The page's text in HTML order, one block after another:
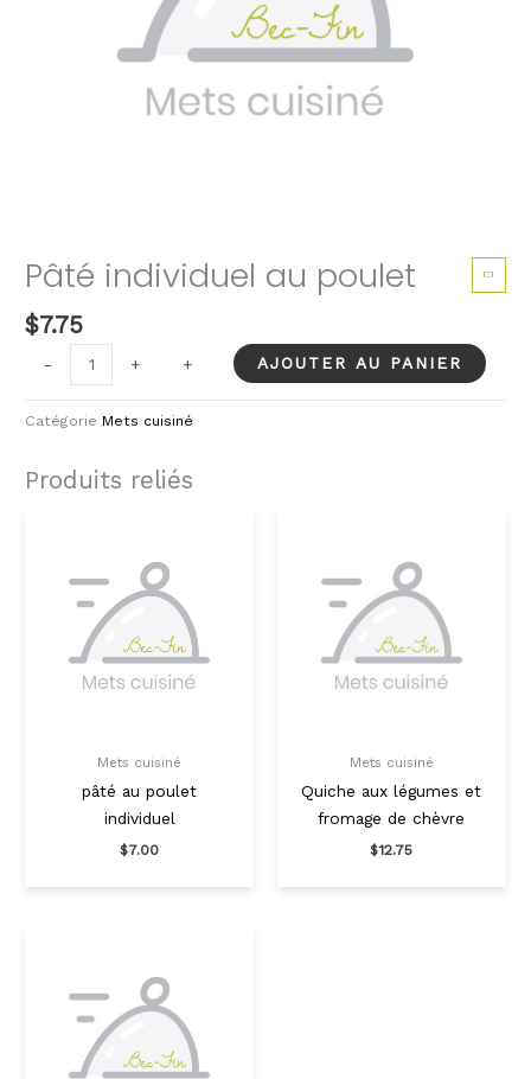
Pâté individuel au poulet
$7.75
-
-
poulet
+ + AJOUTER AU PANIER
Catégorie Mets cuisiné
Produits reliés
Mets cuisiné
pâté au poulet
individuel
$7.00
Mets cuisiné
Quiche aux légumes et
fromage de chèvre
$12.75